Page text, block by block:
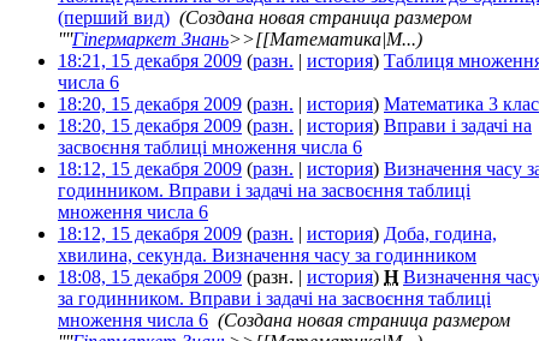
(перший вид) (Создана новая страница размером
''''Гіпермаркет Знань>>[[Математика|М...)
18:21, 15 декабря 2009 (разн. | история) Таблиця
числа 6
18:20, 15 декабря 2009 (разн. | история) Математика 3 клас
18:20, 15 декабря 2009 (разн. | история) Вправи і задачі на
засвоєння таблиці множення числа 6
18:12, 15 декабря 2009 (разн. | история) Визначення часу
годинником. Вправи і задачі на засвоєння таблиці
множення числа 6
18:12, 15 декабря 2009 (разн. | история) Доба, година,
хвилина, секунда. Визначення часу за годинником
18:08, 15 декабря 2009 (разн. | история) Н Визначення
за годинником. Вправи і задачі на засвоєння таблиці
множення числа 6 (Создана новая страница размером